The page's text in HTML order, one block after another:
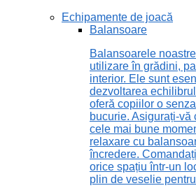
Echipamente de joacă
Balansoare
Balansoarele
utilizare în grădini,
interior. Ele sunt
dezvoltarea
oferă copiilor o
bucurie. Asigurați-vă
cele mai bune
relaxare cu
încredere.
orice spațiu într-un
plin de veselie